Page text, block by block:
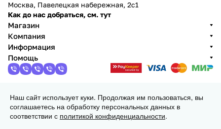
Москва, Павелецкая набережная, 2с1
Как до нас добраться, см. тут
Магазин
Компания
Информация
Помощь
2013 - 2026 © 3DiY (Тридиай) - интернет-магазин
комплектующих для 3D принтеров, ЧПУ станков и
робототехники
Наш сайт использует куки. Продолжая им пользоваться, вы
соглашаетесь на обработку персональных данных в
соответствии с политикой конфиденциальности.